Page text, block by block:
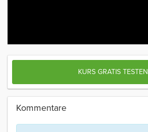
KURS GRATIS TESTEN
Kommentare